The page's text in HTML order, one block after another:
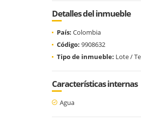
Detalles del inmueble
País: Colombia
Código: 9908632
Tipo de inmueble: Lote /
Características internas
Agua